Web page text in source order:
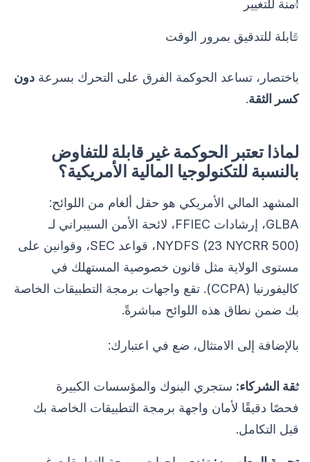
آمنة للتغيير
قابلة للتدقيق بمرور الوقت
باختصار، تساعد الحوكمة الفرق على التحرك بسرعة دون
كسر الثقة.
لماذا تعتبر الحوكمة غير قابلة للتفاوض
بالنسبة للتكنولوجيا المالية الأمريكية؟
المشهد المالي الأمريكي هو حقل ألغام من اللوائح:
GLBA، إرشادات FFIEC، لائحة الأمن السيبراني لـ
NYDFS (23 NYCRR 500)، قواعد SEC، وقوانين على
مستوى الولاية مثل قانون خصوصية المستهلك في
كاليفورنيا (CCPA). تقع واجهات برمجة التطبيقات الخاصة
بك ضمن نطاق هذه اللوائح مباشرةً.
بالإضافة إلى الامتثال، ضع في اعتبارك:
ثقة الشركاء: ستجري البنوك والمؤسسات الكبيرة
فحصًا دقيقًا لأمان واجهة برمجة التطبيقات الخاصة بك
قبل التكامل.